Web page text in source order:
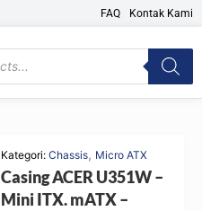
FAQ Kontak Kami
Kategori: Chassis, Micro ATX
Casing ACER U351W –
Mini ITX. mATX –